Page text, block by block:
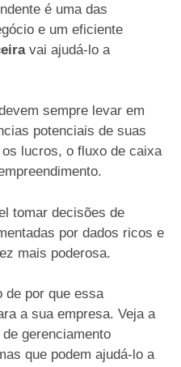
é uma das
e um eficiente
vai ajudá-lo a
sempre levar em
potenciais de suas
lucros, o fluxo de caixa
tomar decisões de
por dados ricos e
mais poderosa.
de por que essa
a sua empresa. Veja a
gerenciamento
que podem ajudá-lo a